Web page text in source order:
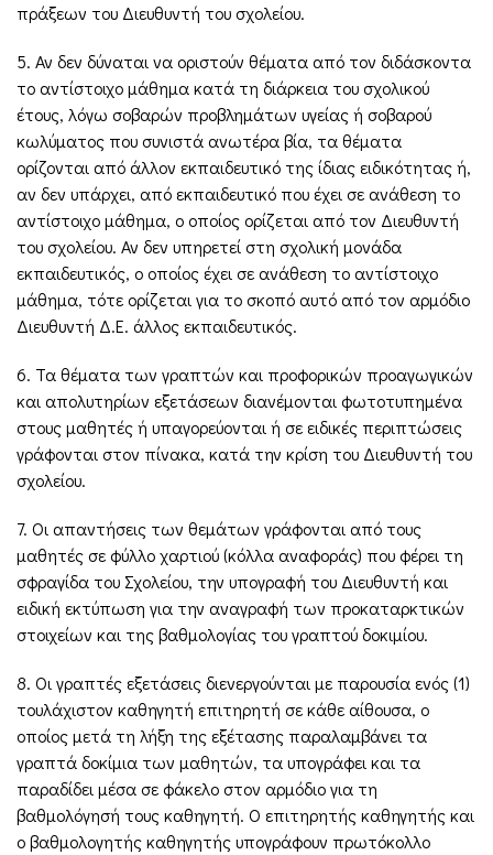
πράξεων του Διευθυντή του σχολείου.
5. Αν δεν δύναται να οριστούν θέματα από τον διδάσκοντα
το αντίστοιχο μάθημα κατά τη διάρκεια του σχολικού
έτους, λόγω σοβαρών προβλημάτων υγείας ή σοβαρού
κωλύματος που συνιστά ανωτέρα βία, τα θέματα
ορίζονται από άλλον εκπαιδευτικό της ίδιας ειδικότητας ή,
αν δεν υπάρχει, από εκπαιδευτικό που έχει σε ανάθεση το
αντίστοιχο μάθημα, ο οποίος ορίζεται από τον Διευθυντή
του σχολείου. Αν δεν υπηρετεί στη σχολική μονάδα
εκπαιδευτικός, ο οποίος έχει σε ανάθεση το αντίστοιχο
μάθημα, τότε ορίζεται για το σκοπό αυτό από τον αρμόδιο
Διευθυντή Δ.Ε. άλλος εκπαιδευτικός.
6. Τα θέματα των γραπτών και προφορικών προαγωγικών
και απολυτηρίων εξετάσεων διανέμονται φωτοτυπημένα
στους μαθητές ή υπαγορεύονται ή σε ειδικές περιπτώσεις
γράφονται στον πίνακα, κατά την κρίση του Διευθυντή του
σχολείου.
7. Οι απαντήσεις των θεμάτων γράφονται από τους
μαθητές σε φύλλο χαρτιού (κόλλα αναφοράς) που φέρει τη
σφραγίδα του Σχολείου, την υπογραφή του Διευθυντή και
ειδική εκτύπωση για την αναγραφή των προκαταρκτικών
στοιχείων και της βαθμολογίας του γραπτού δοκιμίου.
8. Οι γραπτές εξετάσεις διενεργούνται με παρουσία ενός (1)
τουλάχιστον καθηγητή επιτηρητή σε κάθε αίθουσα, ο
οποίος μετά τη λήξη της εξέτασης παραλαμβάνει τα
γραπτά δοκίμια των μαθητών, τα υπογράφει και τα
παραδίδει μέσα σε φάκελο στον αρμόδιο για τη
βαθμολόγησή τους καθηγητή. Ο επιτηρητής καθηγητής και
ο βαθμολογητής καθηγητής υπογράφουν πρωτόκολλο